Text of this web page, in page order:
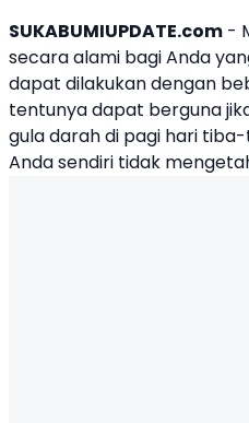
SUKABUMIUPDATE.com -
secara alami bagi Anda
dapat dilakukan dengan
tentunya dapat berguna
gula darah di pagi hari
Anda sendiri tidak